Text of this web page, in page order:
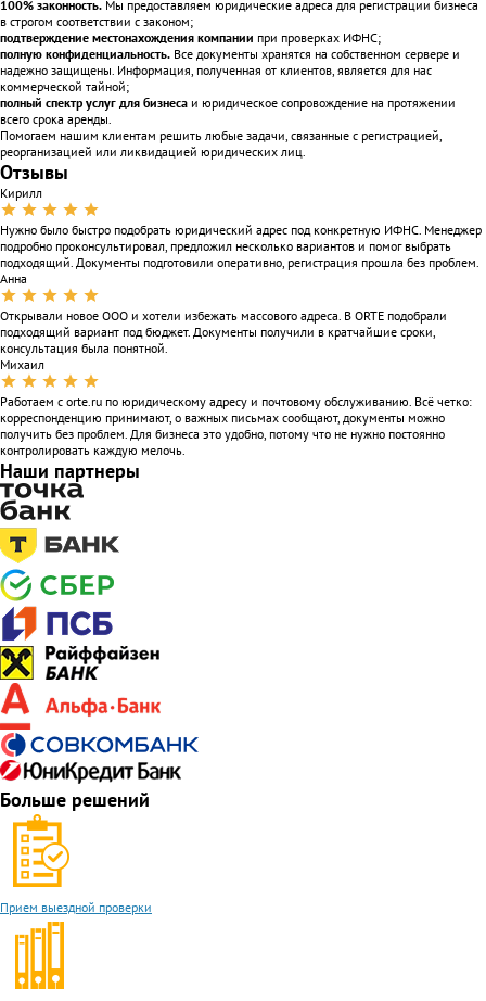
100% законность. Мы предоставляем юридические адреса для регистрации бизнеса
в строгом соответствии с законом;
подтверждение местонахождения компании при проверках ИФНС;
полную конфиденциальность. Все документы хранятся на собственном сервере и
надежно защищены. Информация, полученная от клиентов, является для нас
коммерческой тайной;
полный спектр услуг для бизнеса и юридическое сопровождение на протяжении
всего срока аренды.
Помогаем нашим клиентам решить любые задачи, связанные с регистрацией,
реорганизацией или ликвидацией юридических лиц.
Отзывы
Кирилл
Нужно было быстро подобрать юридический адрес под конкретную ИФНС. Менеджер
подробно проконсультировал, предложил несколько вариантов и помог выбрать
подходящий. Документы подготовили оперативно, регистрация прошла без проблем.
Анна
Открывали новое ООО и хотели избежать массового адреса. В ORTE подобрали
подходящий вариант под бюджет. Документы получили в кратчайшие сроки,
консультация была понятной.
Михаил
Работаем с orte.ru по юридическому адресу и почтовому обслуживанию. Всё четко:
корреспонденцию принимают, о важных письмах сообщают, документы можно
получить без проблем. Для бизнеса это удобно, потому что не нужно постоянно
контролировать каждую мелочь.
Наши партнеры
Больше решений
Прием выездной проверки